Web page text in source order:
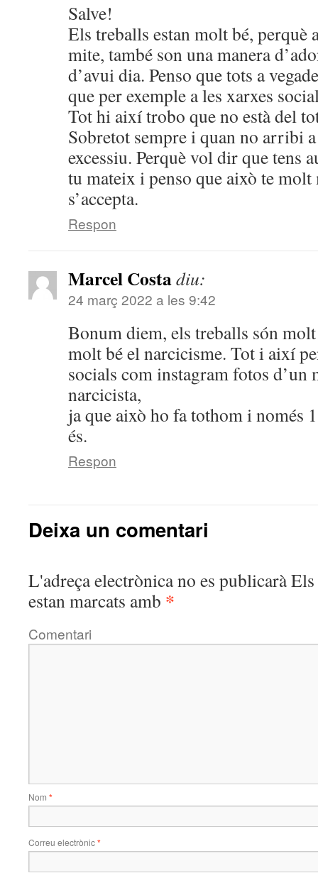
Salve!
Els treballs estan molt bé, perquè
mite, també son una manera
d’avui dia. Penso que tots a
que per exemple a les xarxes
Tot hi així trobo que no està del
Sobretot sempre i quan no arribi
excessiu. Perquè vol dir que tens
tu mateix i penso que això te
s’accepta.
Respon
Marcel Costadiu:
24 març 2022 a les 9:42
Bonum diem, els treballs són
molt bé el narcicisme. Tot i així
socials com instagram fotos d’un
narcicista,
ja que això ho fa tothom i només
és.
Respon
Deixa un comentari
L'adreça electrònica no es publicaràEls
estan marcats amb *
Comentari
Nom *
Correu electrònic*